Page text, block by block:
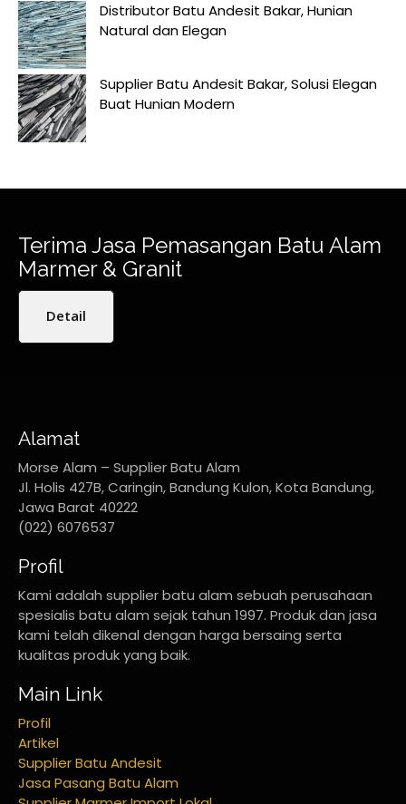
Distributor Batu Andesit Bakar, Hunian
Natural dan Elegan
Supplier Batu Andesit Bakar, Solusi Elegan
Buat Hunian Modern
Terima Jasa Pemasangan Batu Alam
Marmer & Granit
Detail
Alamat
Morse Alam – Supplier Batu Alam
Jl. Holis 427B, Caringin, Bandung Kulon, Kota Bandung,
Jawa Barat 40222
(022) 6076537
Profil
Kami adalah supplier batu alam sebuah perusahaan
spesialis batu alam sejak tahun 1997. Produk dan jasa
kami telah dikenal dengan harga bersaing serta
kualitas produk yang baik.
Main Link
Profil
Artikel
Supplier Batu Andesit
Jasa Pasang Batu Alam